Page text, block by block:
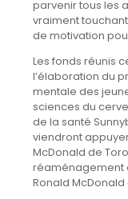
parvenir tous les
vraiment
de motivation
Les fonds réunis
l’élaboration du
mentale des
sciences du
de la santé
viendront
McDonald de
réaménagement
Ronald McDonald